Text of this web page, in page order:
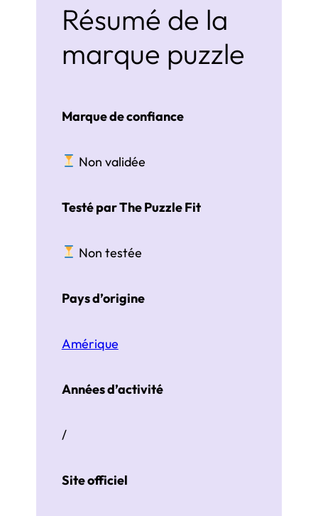
Résumé de la
marque puzzle
Marque de confiance
Non validée
Testé par The Puzzle Fit
Non testée
Pays d’origine
Amérique
Années d’activité
/
Site officiel